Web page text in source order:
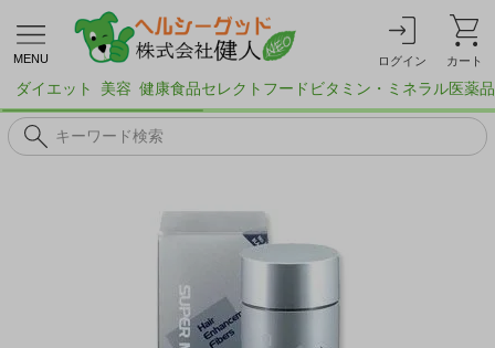
MENU ログイン カート
ダイエット 美容 健康食品セレクトフード ビタミン・ミネラル医薬品